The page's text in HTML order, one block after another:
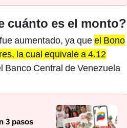
cuánto es el monto?
aumentado, ya queel Bono
la cual equivale a 4.12
Banco Central de Venezuela
3 pasos